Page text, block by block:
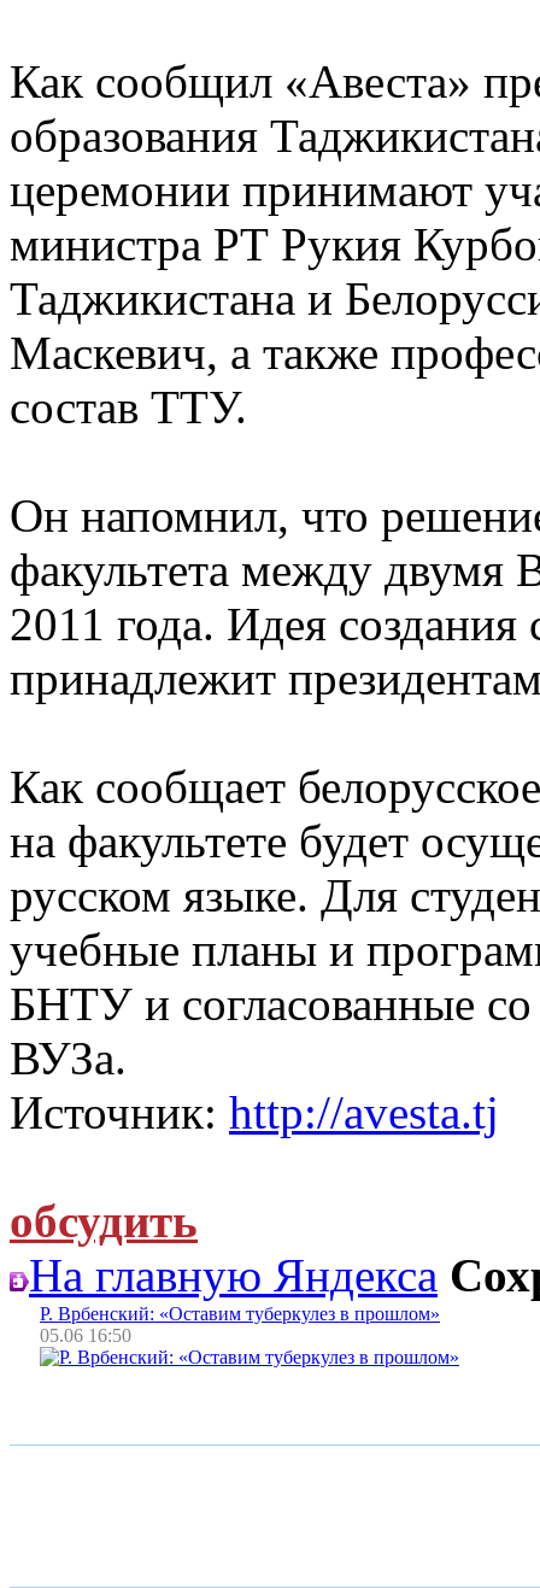
Как сообщил «Авеста»
образования
церемонии принимают
министра РТ Рукия
Таджикистана и
Маскевич, а также
состав ТТУ.
Он напомнил, что
факультета между двумя
2011 года. Идея создания
принадлежит
Как сообщает
на факультете будет
русском языке. Для
учебные планы и
БНТУ и согласованные
ВУЗа.
Источник: http://avesta.tj
обсудить
На главную Яндекса
Р. Врбенский: «Оставим туберкулез в прошлом»
05.06 16:50